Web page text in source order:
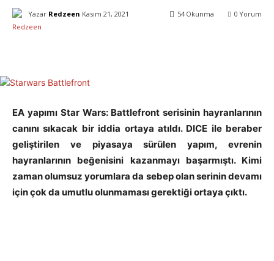
Yazar Redzeen Kasım 21, 2021 0 Yorum
54 Okunma
EA yapımı Star Wars: Battlefront serisinin hayranlarının
canını sıkacak bir iddia ortaya atıldı. DICE ile beraber
geliştirilen ve piyasaya sürülen yapım, evrenin
hayranlarının beğenisini kazanmayı başarmıştı. Kimi
zaman olumsuz yorumlara da sebep olan serinin devamı
için çok da umutlu olunmaması gerektiği ortaya çıktı.